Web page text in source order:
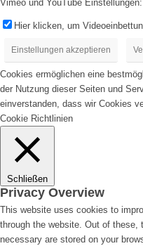
Vimeo und YouTube Einstellungen:
Hier klicken, um
Einstellungen akzeptieren
Cookies ermöglichen eine
der Nutzung dieser Seiten und
einverstanden, dass wir Cookies
Cookie Richtlinien
Schließen
Privacy Overview
This website uses cookies to
through the website. Out of these,
necessary are stored on your